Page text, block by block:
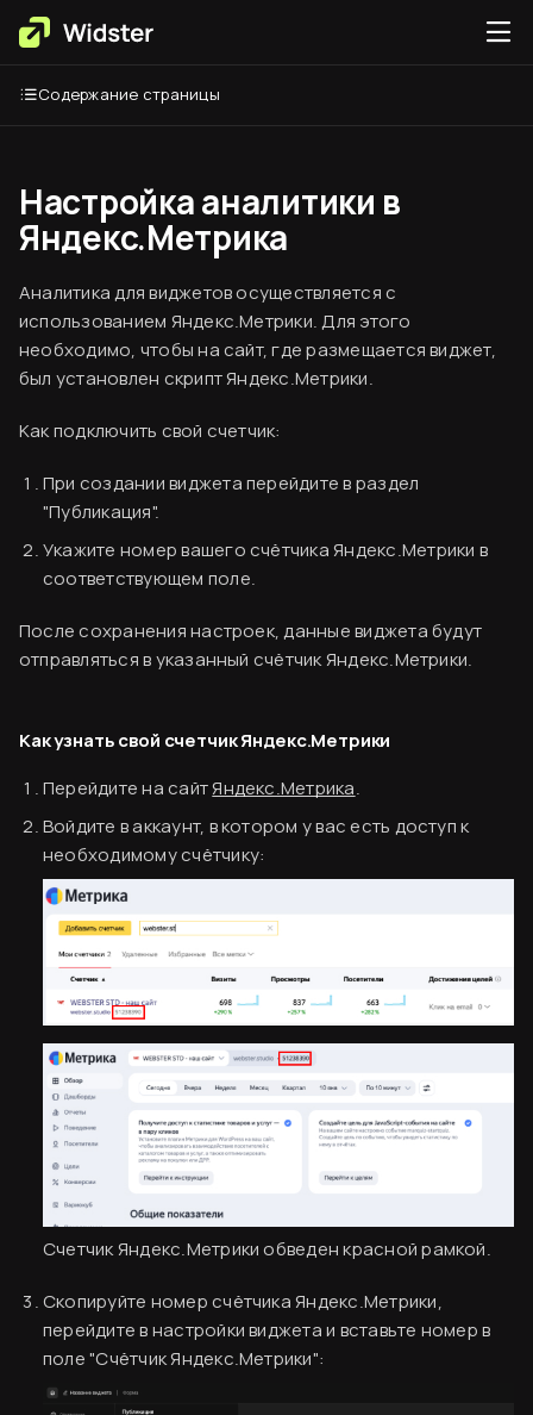
Настройка аналитики в
Яндекс.Метрика
Аналитика для виджетов осуществляется с
использованием Яндекс.Метрики. Для этого
необходимо, чтобы на сайт, где размещается виджет,
был установлен скрипт Яндекс.Метрики.
Как подключить свой счетчик:
При создании виджета перейдите в раздел
"Публикация".
Укажите номер вашего счётчика Яндекс.Метрики в
соответствующем поле.
После сохранения настроек, данные виджета будут
отправляться в указанный счётчик Яндекс.Метрики.
Как узнать свой счетчик Яндекс.Метрики
Перейдите на сайтЯндекс.Метрика.
Войдите в аккаунт, в котором у вас есть доступ к
необходимому счётчику:
Счетчик Яндекс.Метрики обведен красной рамкой.
Скопируйте номер счётчика Яндекс.Метрики,
перейдите в настройки виджета и вставьте номер в
поле "Счётчик Яндекс.Метрики":
Содержание страницы